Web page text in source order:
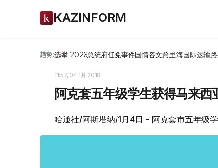
KAZINFORM
趋势:选举-2026总统府任免事件国情咨文跨里海国际运输
11:57, 04 1月 2018
阿克套五年级学生获得马来
哈通社/阿斯塔纳/1月4日 - 阿克套市五年级